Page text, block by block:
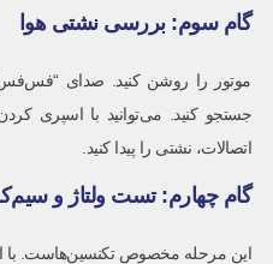
گام سوم: بررسی نشتی هوا
موتور را روشن کنید. صدای
جستجو کنید. می‌توانید با اسپری
اتصالات، نشتی را پیدا کنید.
گام چهارم: تست ولتاژ و
این مرحله مخصوص تکنسین‌هاست. با